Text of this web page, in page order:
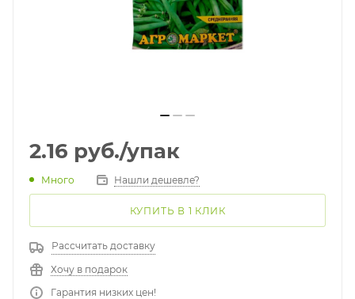
2.16 руб./упак
Много Нашли дешевле?
КУПИТЬ В 1 КЛИК
Рассчитать доставку
Хочу в подарок
Гарантия низких цен!